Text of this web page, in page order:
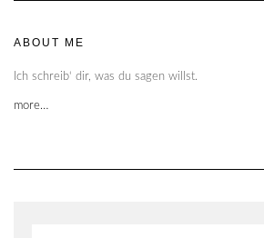
ABOUT ME
Ich schreib‘ dir, was du sagen willst.
more…